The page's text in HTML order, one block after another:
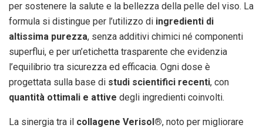
per sostenere la salute e la bellezza della pelle del viso. La
formula si distingue per l’utilizzo di ingredienti di
altissima purezza, senza additivi chimici né componenti
superflui, e per un’etichetta trasparente che evidenzia
l’equilibrio tra sicurezza ed efficacia. Ogni dose è
progettata sulla base di studi scientifici recenti, con
quantità ottimali e attive degli ingredienti coinvolti.
La sinergia tra il collagene Verisol®, noto per migliorare